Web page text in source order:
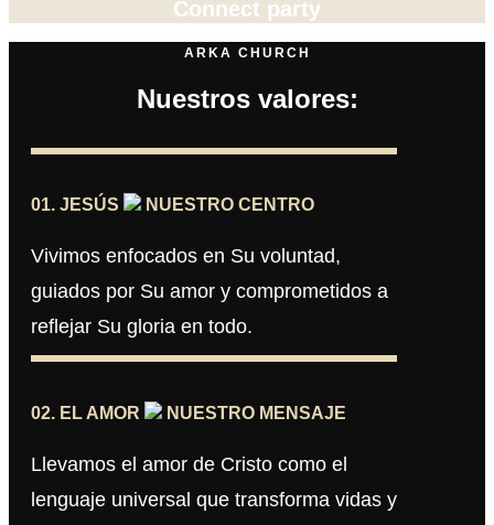
Connect party
ARKA CHURCH
Nuestros valores:
01. JESÚS NUESTRO CENTRO
Vivimos enfocados en Su voluntad,
guiados por Su amor y comprometidos a
reflejar Su gloria en todo.
02. EL AMOR NUESTRO MENSAJE
Llevamos el amor de Cristo como el
lenguaje universal que transforma vidas y